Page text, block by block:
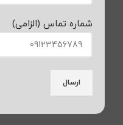
شماره تماس (الزامی)